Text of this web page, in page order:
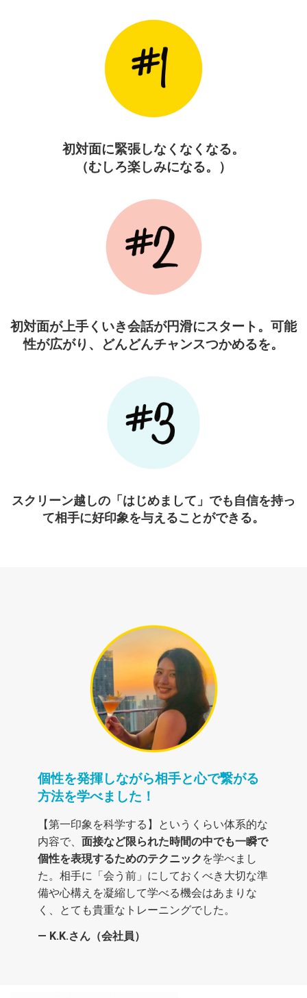
初対面に緊張しなくなくなる。
（むしろ楽しみになる。）
初対面が上手くいき会話が円滑にスタート。可能
性が広がり、どんどんチャンスつかめるを。
スクリーン越しの「はじめまして」でも自信を持っ
て相手に好印象を与えることができる。
個性を発揮しながら相手と心で繋がる
方法を学べました！
【第一印象を科学する】というくらい体系的な
内容で、 面接など限られた時間の中でも一瞬で
個性を表現するためのテクニック を学べまし
た。 相手に「会う前」にしておくべき大切な準
備や心構えを凝縮して学べる機会はあまりな
く、とても貴重なトレーニングでした。
— K.K.さん（会社員）